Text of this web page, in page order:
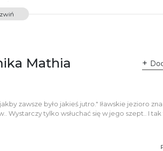
Mathia
zawsze było jakieś jutro." Iławskie jezioro
Wystarczy tylko wsłuchać się w jego szept.. I tak